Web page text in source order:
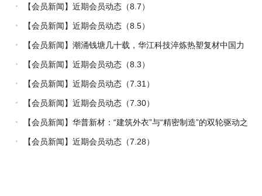
【会员新闻】近期会员动态（8.7）
【会员新闻】近期会员动态（8.5）
【会员新闻】潮涌钱塘几十载，华江科技淬炼热塑复材中国力
量
【会员新闻】近期会员动态（8.3）
【会员新闻】近期会员动态（7.31）
【会员新闻】近期会员动态（7.30）
【会员新闻】华普新材：“建筑外衣”与“精密制造”的双轮驱动之
路
【会员新闻】近期会员动态（7.28）